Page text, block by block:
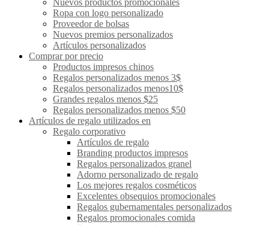
Nuevos productos promocionales
Ropa con logo personalizado
Proveedor de bolsas
Nuevos premios personalizados
Artículos personalizados
Comprar por precio
Productos impresos chinos
Regalos personalizados menos 3$
Regalos personalizados menos10$
Grandes regalos menos $25
Regalos personalizados menos $50
Artículos de regalo utilizados en
Regalo corporativo
Artículos de regalo
Branding productos impresos
Regalos personalizados granel
Adorno personalizado de regalo
Los mejores regalos cosméticos
Excelentes obsequios promocionales
Regalos gubernamentales personalizados
Regalos promocionales comida